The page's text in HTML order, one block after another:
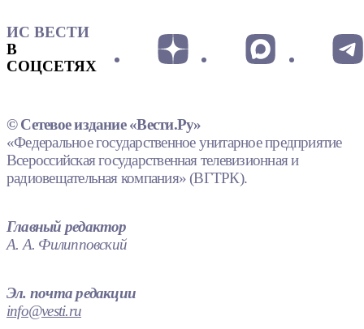
ИС ВЕСТИ
В
СОЦСЕТЯХ
© Сетевое издание «Вести.Ру»
«Федеральное государственное унитарное предприятие
Всероссийская государственная телевизионная и
радиовещательная компания» (ВГТРК).
Главный редактор
А. А. Филипповский
Эл. почта редакции
info@vesti.ru